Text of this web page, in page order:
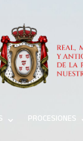
PROCESIONES